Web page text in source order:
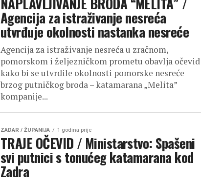
Agencija za istraživanje nesreća
utvrđuje okolnosti nastanka nesreće
Agencija za istraživanje nesreća u zračnom,
pomorskom i željezničkom prometu obavlja očevid
kako bi se utvrdile okolnosti pomorske nesreće
brzog putničkog broda – katamarana „Melita”
kompanije...
ZADAR / ŽUPANIJA 1 godina prije
TRAJE OČEVID / Ministarstvo: Spašeni
svi putnici s tonućeg katamarana kod
Zadra